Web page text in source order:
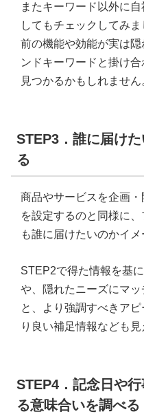
またキーワード以外に
してもチェックしてみ
前の機能や効能が実は
ンドキーワードと掛け
見つかるかもしれません
STEP3．誰に届け
る
商品やサービスを企画
を設定するのと同様に
も誰に届けたいのかイ
STEP2で得た情報を基
や、隠れたニーズにマ
と、より強調すべきア
り良い補足情報なども見
STEP4．記念日や
る意味合いを調べる